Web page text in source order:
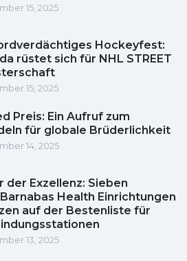
15, 2025
Hockeyfest:
rüstet sich für NHL STREET
15, 2025
Preis: Ein Aufruf zum
für globale Brüderlichkeit
14, 2025
der Exzellenz: Sieben
Health Einrichtungen
auf der Bestenliste für
13, 2025